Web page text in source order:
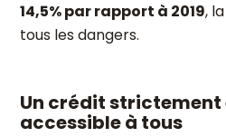
14,5% par rapport à 2019,
tous les dangers.
Un crédit strictement
accessible à tous